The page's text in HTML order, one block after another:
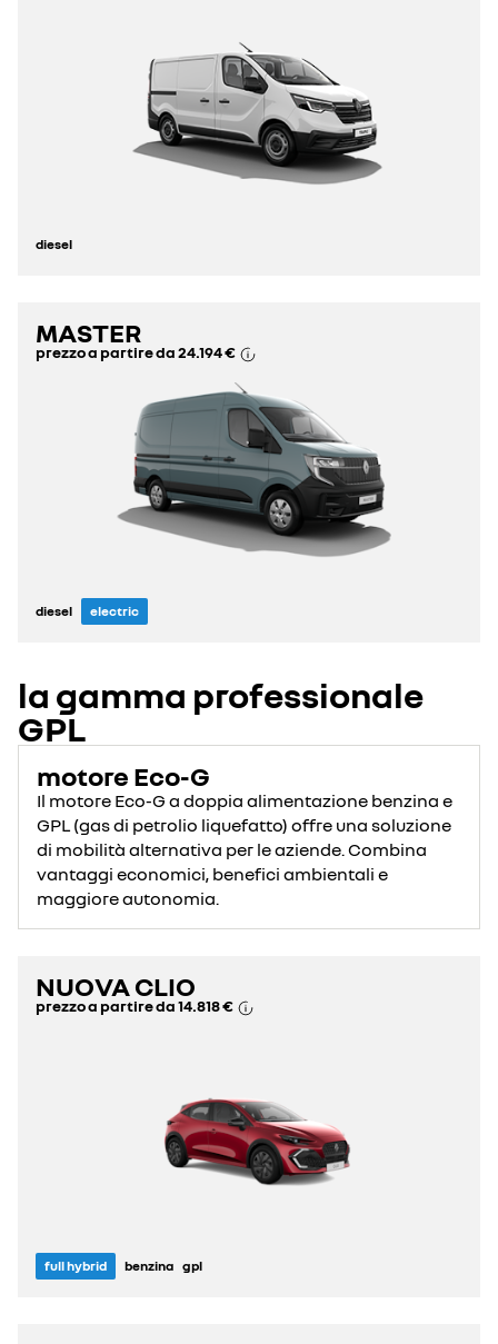
diesel
MASTER
prezzo a partire da24.194 €
diesel electric
la gamma professionale
GPL
motore Eco-G
Il motore Eco-G a doppia alimentazione benzina e
GPL (gas di petrolio liquefatto) offre una soluzione
di mobilità alternativa per le aziende. Combina
vantaggi economici, benefici ambientali e
maggiore autonomia.
NUOVA CLIO
prezzo a partire da14.818 €
full hybrid benzina gpl